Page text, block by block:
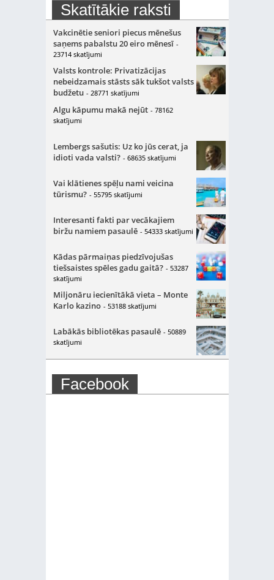
Skatītākie raksti
Vakcinētie seniori piecus mēnešus
saņems pabalstu 20 eiro mēnesī -
23714 skatījumi
Valsts kontrole: Privatizācijas
nebeidzamais stāsts sāk tukšot valsts
budžetu - 28771 skatījumi
Algu kāpumu makā nejūt - 78162
skatījumi
Lembergs sašutis: Uz ko jūs cerat, ja
idioti vada valsti? - 68635 skatījumi
Vai klātienes spēļu nami veicina
tūrismu? - 55795 skatījumi
Interesanti fakti par vecākajiem
biržu namiem pasaulē - 54333 skatījumi
Kādas pārmaiņas piedzīvojušas
tiešsaistes spēles gadu gaitā? - 53287
skatījumi
Miljonāru iecienītākā vieta – Monte
Karlo kazino - 53188 skatījumi
Labākās bibliotēkas pasaulē - 50889
skatījumi
Facebook